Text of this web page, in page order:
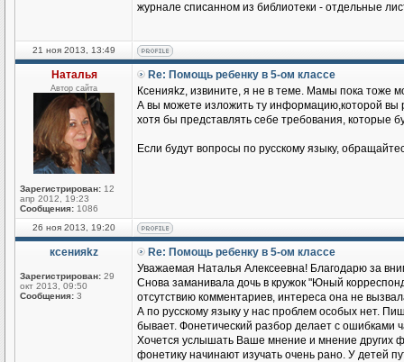
журнале списанном из библиотеки - отдельные
21 ноя 2013, 13:49
Наталья
Автор сайта
Зарегистрирован: 12
апр 2012, 19:23
Сообщения: 1086
Re: Помощь ребенку в 5-ом классе
Ксенияkz, извините, я не в теме. Мамы пока тоже
А вы можете изложить ту информацию,которой вы
хотя бы представлять себе требования, которые
Если будут вопросы по русскому языку,
26 ноя 2013, 19:20
ксенияkz
Зарегистрирован: 29
окт 2013, 09:50
Сообщения: 3
Re: Помощь ребенку в 5-ом классе
Уважаемая Наталья Алексеевна! Благодарю за
Снова заманивала дочь в кружок "Юный
отсутствию комментариев, интереса она не
А по русскому языку у нас проблем особых нет.
бывает. Фонетический разбор делает с ошибками
Хочется услышать Ваше мнение и мнение других
фонетику начинают изучать очень рано. У детей